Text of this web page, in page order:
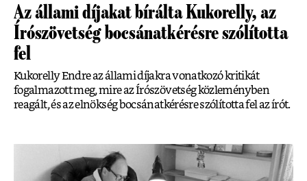
Az állami díjakat bírálta Kukorelly, az
Írószövetség bocsánatkérésre szólította
fel
Kukorelly Endre az állami díjakra vonatkozó kritikát
fogalmazott meg, mire az Írószövetség közleményben
reagált, és az elnökség bocsánatkérésre szólította fel az írót.